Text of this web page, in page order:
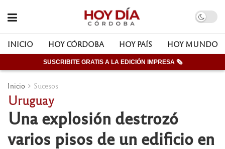
INICIO HOY CÓRDOBA HOY PAÍS HOY MUNDO
SUSCRIBITE GRATIS A LA EDICIÓN IMPRESA 🗞
Inicio Sucesos
Uruguay
Una explosión destrozó
varios pisos de un edificio en